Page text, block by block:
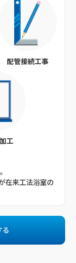
配管接続工事
工
在来工法浴室の
る